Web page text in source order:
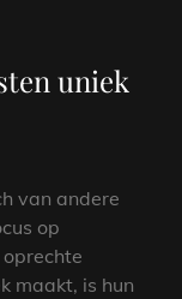
uniek
van andere
op
maakt, is hun